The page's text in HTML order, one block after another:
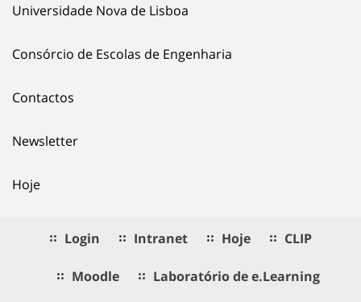
Universidade Nova de Lisboa
Consórcio de Escolas de Engenharia
Contactos
Newsletter
Hoje
Login Intranet Hoje CLIP
Moodle Laboratório de e.Learning